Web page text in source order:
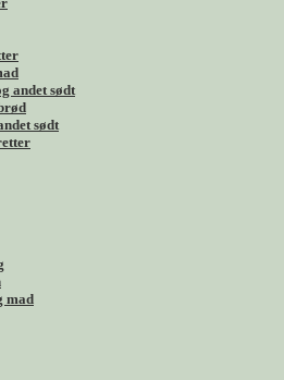
andet sødt
sødt
mad